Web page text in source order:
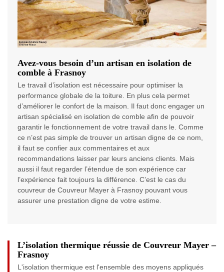
Avez-vous besoin d’un artisan en isolation de
comble à Frasnoy
Le travail d’isolation est nécessaire pour optimiser la
performance globale de la toiture. En plus cela permet
d’améliorer le confort de la maison. Il faut donc engager un
artisan spécialisé en isolation de comble afin de pouvoir
garantir le fonctionnement de votre travail dans le. Comme
ce n’est pas simple de trouver un artisan digne de ce nom,
il faut se confier aux commentaires et aux
recommandations laisser par leurs anciens clients. Mais
aussi il faut regarder l’étendue de son expérience car
l’expérience fait toujours la différence. C’est le cas du
couvreur de Couvreur Mayer à Frasnoy pouvant vous
assurer une prestation digne de votre estime.
L’isolation thermique réussie de Couvreur Mayer –
Frasnoy
L'isolation thermique est l'ensemble des moyens appliqués